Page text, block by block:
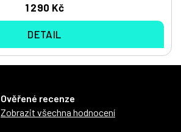
1 290 Kč
DETAIL
Ověřené recenze
Zobrazit všechna hodnocení